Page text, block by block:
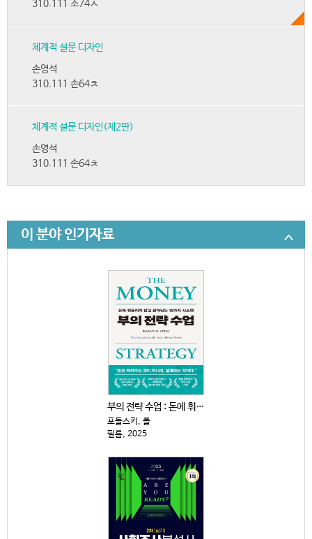
310.111 소74ㅅ
체계적 설문 디자인
손영석
310.111 손64ㅊ
체계적 설문 디자인(제2판)
손영석
310.111 손64ㅊ
이 분야 인기자료
부의 전략 수업 : 돈에 휘둘리지 않고 살아남는 15가...
포돌스키, 폴
필름, 2025